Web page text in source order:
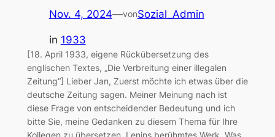
Nov. 4, 2024—vonSozial_Admin
in 1933
[18. April 1933, eigene Rückübersetzung des
englischen Textes, „Die Verbreitung einer illegalen
Zeitung“] Lieber Jan, Zuerst möchte ich etwas über die
deutsche Zeitung sagen. Meiner Meinung nach ist
diese Frage von entscheidender Bedeutung und ich
bitte Sie, meine Gedanken zu diesem Thema für Ihre